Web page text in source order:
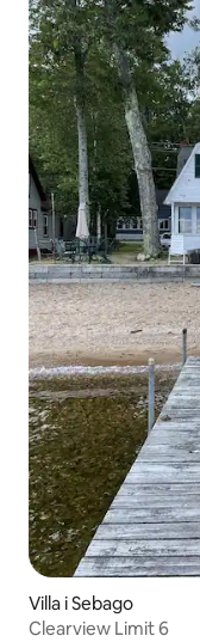
Villa i Sebago
Clearview Limit 6